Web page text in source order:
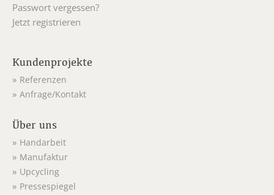
Passwort vergessen?
Jetzt registrieren
Kundenprojekte
Referenzen
Anfrage/Kontakt
Über uns
Handarbeit
Manufaktur
Upcycling
Pressespiegel